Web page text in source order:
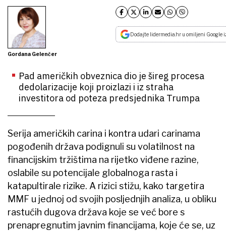
Gordana Gelenčer
Dodajte lidermedia.hr u omiljeni Google
Pad američkih obveznica dio je šireg procesa
dedolarizacije koji proizlazi i iz straha
investitora od poteza predsjednika Trumpa
Serija američkih carina i kontra udari carinama
pogođenih država podignuli su volatilnost na
financijskim tržištima na rijetko viđene razine,
oslabile su potencijale globalnoga rasta i
katapultirale rizike. A rizici stižu, kako targetira
MMF u jednoj od svojih posljednjih analiza, u obliku
rastućih dugova država koje se već bore s
prenapregnutim javnim financijama, koje će se, uz